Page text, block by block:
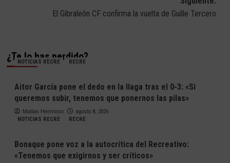
entradasEl Gibraleón CF confirma la vuelta de Guille Tercero
¿Te lo has perdido?
NOTICIAS RECRE RECRE
Aitor García pone el dedo en la llaga tras el 0-3: «Si
queremos subir, tenemos que ponernos las pilas»
Matias Hermoso
agosto 8, 2026
NOTICIAS RECRE
RECRE
Bonaque pone voz a la autocrítica del Recreativo:
«Tenemos que exigirnos y ser críticos»